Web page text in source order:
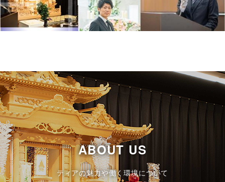
ABOUT US
ティアの魅力や働く環境について